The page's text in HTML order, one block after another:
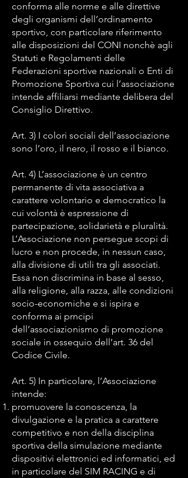
conforma alle norme e alle direttive
degli organismi dell’ordinamento
sportivo, con particolare riferimento
alle disposizioni del CONI nonchè agli
Statuti e Regolamenti delle
Federazioni sportive nazionali o Enti di
Promozione Sportiva cui l’associazione
intende affiliarsi mediante delibera del
Consiglio Direttivo.
Art. 3) I colori sociali dell’associazione
sono l’oro, il nero, il rosso e il bianco.
Art. 4) L’associazione è un centro
permanente di vita associativa a
carattere volontario e democratico la
cui volontà è espressione di
partecipazione, solidarietà e pluralità.
L’Associazione non persegue scopi di
lucro e non procede, in nessun caso,
alla divisione di utili tra gli associati.
Essa non discrimina in base al sesso,
alla religione, alla razza, alle condizioni
socio-economiche e si ispira e
conforma ai prncipi
dell’associazionismo di promozione
sociale in ossequio dell’art. 36 del
Codice Civile.
Art. 5) In particolare, l’Associazione
intende:
promuovere la conoscenza, la
divulgazione e la pratica a carattere
competitivo e non della disciplina
sportiva della simulazione mediante
dispositivi elettronici ed informatici, ed
in particolare del SIM RACING e di